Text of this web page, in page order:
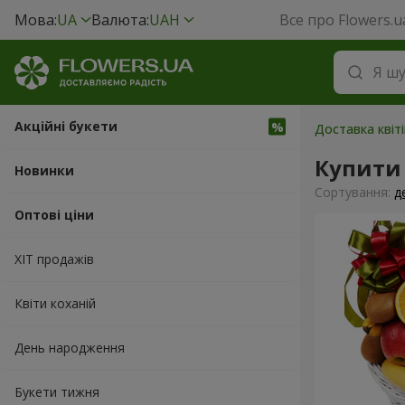
Мова:UA Валюта:UAH Все про
Акційні букети
Новинки
Оптові ціни
ХІТ продажів
Квіти коханій
День народження
Букети тижня
Доставка
Сортування: